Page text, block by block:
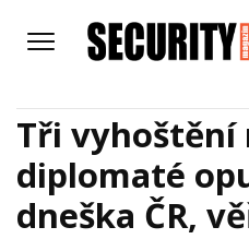
Tři vyhoštění
diplomaté
dneška ČR,